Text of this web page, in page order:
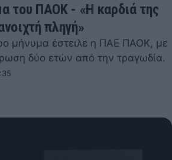
του ΠΑΟΚ - «Η καρδιά της
πληγή»
μήνυμα έστειλε η ΠΑΕ ΠΑΟΚ, με
δύο ετών από την τραγωδία.